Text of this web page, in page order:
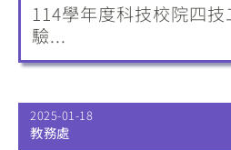
114學年度科技校院四
驗...
2025-01-18
教務處